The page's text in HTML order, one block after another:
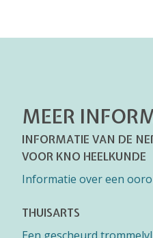
MEER
INFORMATIE VAN DE
VOOR KNO HEELKUNDE
Informatie over een
THUISARTS